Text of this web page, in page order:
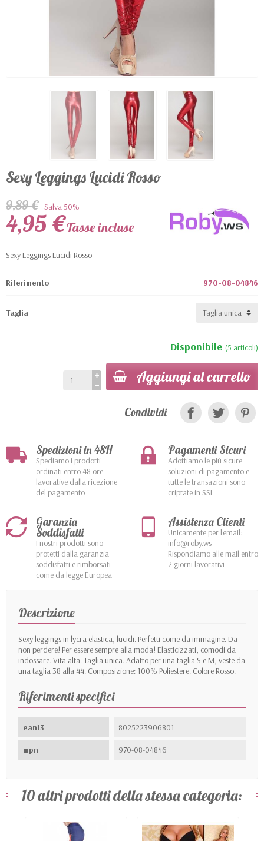
Sexy Leggings Lucidi Rosso
9,89 € Salva 50%
4,95 €Tasse incluse
Sexy Leggings Lucidi Rosso
Riferimento 970-08-04846
Taglia
Disponibile (5 articoli)
Aggiungi al carrello
Condividi
Spedizioni in 48H
Spediamo i prodotti
ordinati entro 48 ore
lavorative dalla ricezione
del pagamento
Pagamenti Sicuri
Adottiamo le più sicure
soluzioni di pagamento e
tutte le transazioni sono
criptate in SSL
Garanzia
Soddisfatti
I nostri prodotti sono
protetti dalla garanzia
soddisfatti e rimborsati
come da legge Europea
Assistenza Clienti
Unicamente per l'email:
info@roby.ws
Rispondiamo alle mail entro
2 giorni lavorativi
Descrizione
Sexy leggings in lycra elastica, lucidi. Perfetti come da immagine. Da
non perdere! Per essere sempre alla moda! Elasticizzati, comodi da
indossare. Vita alta. Taglia unica. Adatto per una taglia S e M, veste da
una taglia 38 alla 44. Composizione: 100% Poliestere. Colore Rosso.
Riferimenti specifici
ean13 8025223906801
mpn 970-08-04846
10 altri prodotti della stessa categoria: